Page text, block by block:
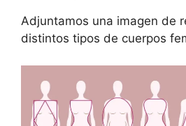
Adjuntamos una imagen de
distintos tipos de cuerpos